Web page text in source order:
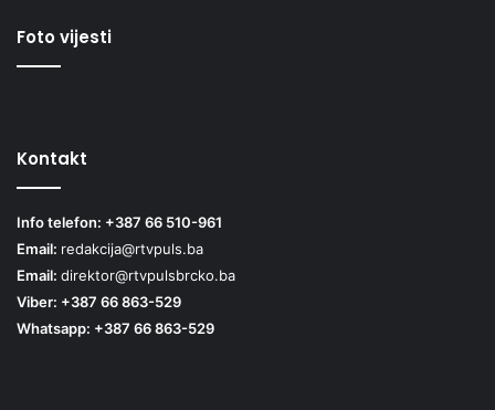
Foto vijesti
Kontakt
Info telefon: +387 66 510-961
Email: redakcija@rtvpuls.ba
Email: direktor@rtvpulsbrcko.ba
Viber: +387 66 863-529
Whatsapp: +387 66 863-529